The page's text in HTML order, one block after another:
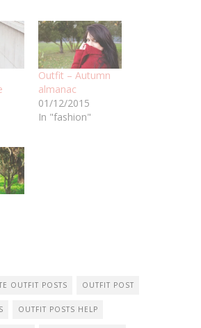
Outfit – Autumn
almanac
01/12/2015
In "fashion"
OUTFIT POSTS OUTFIT POST
OUTFIT POSTS HELP